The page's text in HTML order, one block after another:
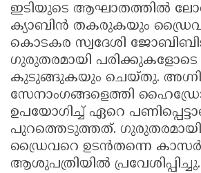
ഇടിയുടെ ആഘാതത്തിൽ
ക്യാബിൻ തകരുകയും
കൊടകര സ്വദേശി
ഗുരുതരമായി
കുടുങ്ങുകയും ചെയ്തു.
സേനാംഗങ്ങളെത്തി
ഉപയോഗിച്ച് ഏറെ
പുറത്തെടുത്തത്. ഗുരുതരമായി
ഡ്രൈവറെ ഉടൻതന്നെ
ആശുപത്രിയിൽ പ്രവേശിപ്പിച്ചു.